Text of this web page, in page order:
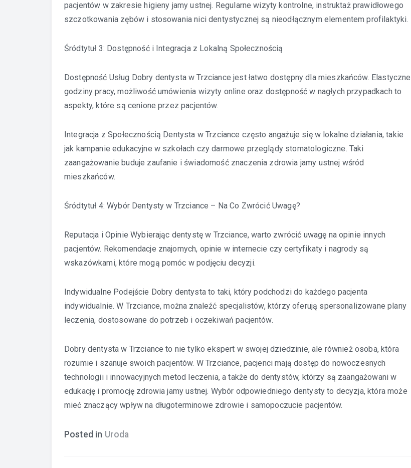
pacjentów w zakresie higieny jamy ustnej. Regularne wizyty kontrolne, instruktaż prawidłowego
szczotkowania zębów i stosowania nici dentystycznej są nieodłącznym elementem profilaktyki.
Śródtytuł 3: Dostępność i Integracja z Lokalną Społecznością
Dostępność Usług Dobry dentysta w Trzciance jest łatwo dostępny dla mieszkańców. Elastyczne
godziny pracy, możliwość umówienia wizyty online oraz dostępność w nagłych przypadkach to
aspekty, które są cenione przez pacjentów.
Integracja z Społecznością Dentysta w Trzciance często angażuje się w lokalne działania, takie
jak kampanie edukacyjne w szkołach czy darmowe przeglądy stomatologiczne. Taki
zaangażowanie buduje zaufanie i świadomość znaczenia zdrowia jamy ustnej wśród
mieszkańców.
Śródtytuł 4: Wybór Dentysty w Trzciance – Na Co Zwrócić Uwagę?
Reputacja i Opinie Wybierając dentystę w Trzciance, warto zwrócić uwagę na opinie innych
pacjentów. Rekomendacje znajomych, opinie w internecie czy certyfikaty i nagrody są
wskazówkami, które mogą pomóc w podjęciu decyzji.
Indywidualne Podejście Dobry dentysta to taki, który podchodzi do każdego pacjenta
indywidualnie. W Trzciance, można znaleźć specjalistów, którzy oferują spersonalizowane plany
leczenia, dostosowane do potrzeb i oczekiwań pacjentów.
Dobry dentysta w Trzciance to nie tylko ekspert w swojej dziedzinie, ale również osoba, która
rozumie i szanuje swoich pacjentów. W Trzciance, pacjenci mają dostęp do nowoczesnych
technologii i innowacyjnych metod leczenia, a także do dentystów, którzy są zaangażowani w
edukację i promocję zdrowia jamy ustnej. Wybór odpowiedniego dentysty to decyzja, która może
mieć znaczący wpływ na długoterminowe zdrowie i samopoczucie pacjentów.
Posted in Uroda